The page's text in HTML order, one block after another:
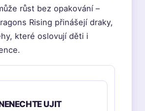
růst bez opakování –
Rising přinášejí draky,
které oslovují děti i
UJIT